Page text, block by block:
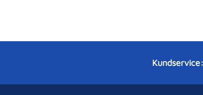
Kundservice: